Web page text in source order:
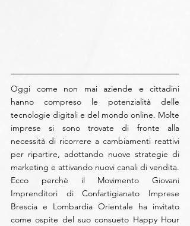
Oggi come non mai aziende e cittadini
hanno compreso le potenzialità delle
tecnologie digitali e del mondo online. Molte
imprese si sono trovate di fronte alla
necessità di ricorrere a cambiamenti reattivi
per ripartire, adottando nuove strategie di
marketing e attivando nuovi canali di vendita.
Ecco perchè il Movimento Giovani
Imprenditori di Confartigianato Imprese
Brescia e Lombardia Orientale ha invitato
come ospite del suo consueto Happy Hour